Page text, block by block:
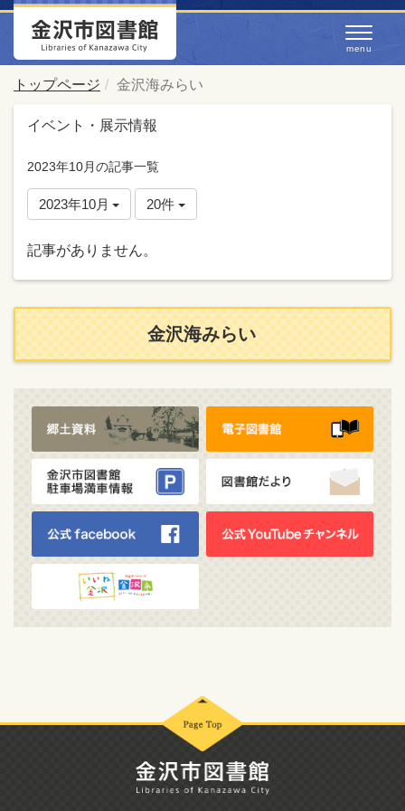
トップページ 金沢海みらい
イベント・展示情報
2023年10月の記事一覧
2023年10月 20件
記事がありません。
金沢海みらい